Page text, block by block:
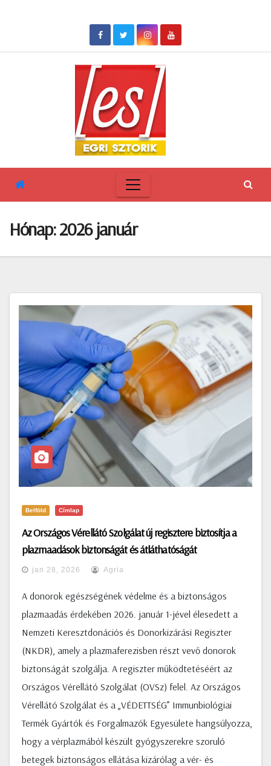
Hónap:2026 január
Belföld Címlap
Az Országos Vérellátó Szolgálat új regisztere biztosítja a
plazmaadások biztonságát és átláthatóságát
jan 28, 2026 Agria
A donorok egészségének védelme és a biztonságos
plazmaadás érdekében 2026. január 1-jével élesedett a
Nemzeti Keresztdonációs és Donorkizárási Regiszter
(NKDR), amely a plazmaferezisben részt vevő donorok
biztonságát szolgálja. A regiszter működtetéséért az
Országos Vérellátó Szolgálat (OVSz) felel. Az Országos
Vérellátó Szolgálat és a „VÉDETTSÉG” Immunbiológiai
Termék Gyártók és Forgalmazók Egyesülete hangsúlyozza,
hogy a vérplazmából készült gyógyszerekre szoruló
betegek biztonságos ellátása kizárólag a vér- és